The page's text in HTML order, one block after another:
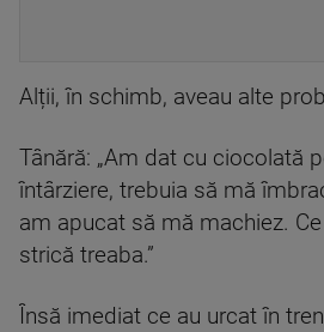
Alții, în schimb, aveau alte
Tânără: „Am dat cu ciocolată
întârziere, trebuia să mă
am apucat să mă machiez.
strică treaba.”
Însă imediat ce au urcat în